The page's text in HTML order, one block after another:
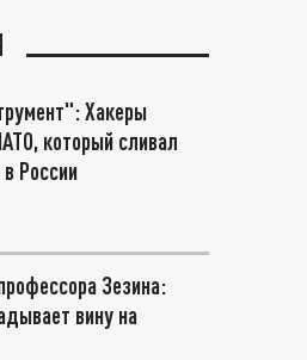
Хакеры
который сливал
России
Зезина:
вину на